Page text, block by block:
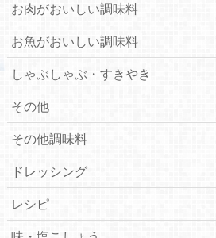
お肉がおいしい調味料
お魚がおいしい調味料
しゃぶしゃぶ・すきやき
その他
その他調味料
ドレッシング
レシピ